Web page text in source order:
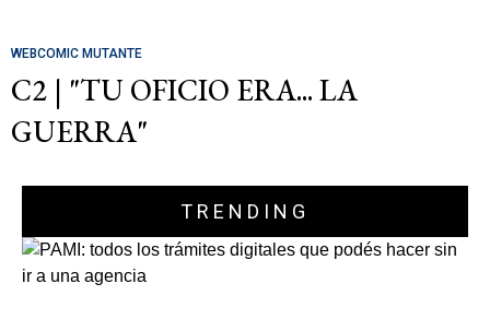
WEBCOMIC MUTANTE
C2 | "TU OFICIO ERA... LA
GUERRA"
TRENDING